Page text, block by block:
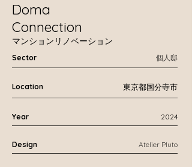
Doma
Connection
​マンションリノベーション
Sector ​個人邸
Location 東京都国分寺市
Year 2024
Design Atelier Pluto